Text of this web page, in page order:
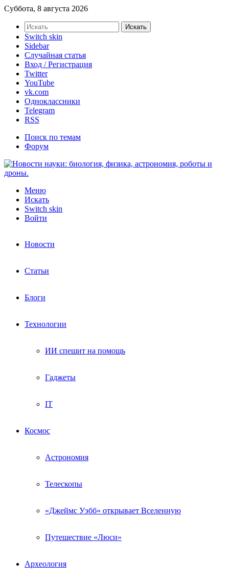
Суббота, 8 августа 2026
Искать
Switch skin
Sidebar
Случайная статья
Вход / Регистрация
Twitter
YouTube
vk.com
Одноклассники
Telegram
RSS
Поиск по темам
Форум
Меню
Искать
Switch skin
Войти
Новости
Статьи
Блоги
Технологии
ИИ спешит на помощь
Гаджеты
IT
Космос
Астрономия
Телескопы
«Джеймс Уэбб» открывает Вселенную
Путешествие «Люси»
Археология